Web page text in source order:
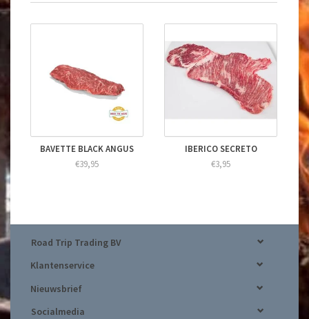
BAVETTE BLACK ANGUS
€39,95
IBERICO SECRETO
€3,95
Road Trip Trading BV
Klantenservice
Nieuwsbrief
Socialmedia